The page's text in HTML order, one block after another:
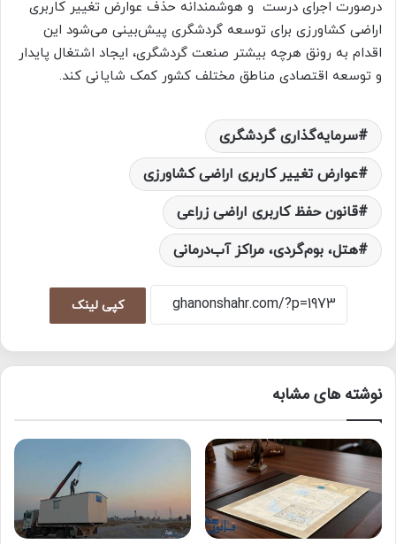
درصورت اجرای درست و هوشمندانه حذف عوارض تغییر کاربری
اراضی کشاورزی برای توسعه گردشگری پیش‌بینی می‌شود این
اقدام به رونق هرچه بیشتر صنعت گردشگری، ایجاد اشتغال پایدار
و توسعه اقتصادی مناطق مختلف کشور کمک شایانی کند.
سرمایه‌گذاری گردشگری
عوارض تغییر کاربری اراضی کشاورزی
قانون حفظ کاربری اراضی زراعی
هتل، بوم‌گردی، مراکز آب‌درمانی
کپی لینک
نوشته های مشابه